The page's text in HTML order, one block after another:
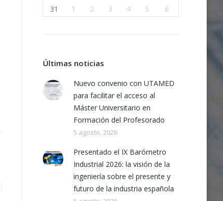
31
1 2 3 4 5 6
Últimas noticias
Nuevo convenio con UTAMED
para facilitar el acceso al
Máster Universitario en
Formación del Profesorado
5 agosto, 2026
Presentado el IX Barómetro
Industrial 2026: la visión de la
ingeniería sobre el presente y
futuro de la industria española